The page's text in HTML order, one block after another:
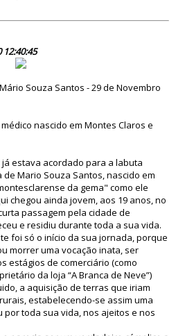
Souza Santos - 29 de Novembro
nascido em Montes Claros e
estava acordado para a labuta
Mario Souza Santos, nascido em
da gema" como ele
chegou ainda jovem, aos 19 anos, no
passagem pela cidade de
e residiu durante toda a sua vida.
foi só o início da sua jornada, porque
morrer uma vocação inata, ser
estágios de comerciário (como
da loja “A Branca de Neve”)
a aquisição de terras que iriam
estabelecendo-se assim uma
toda sua vida, nos ajeitos e nos